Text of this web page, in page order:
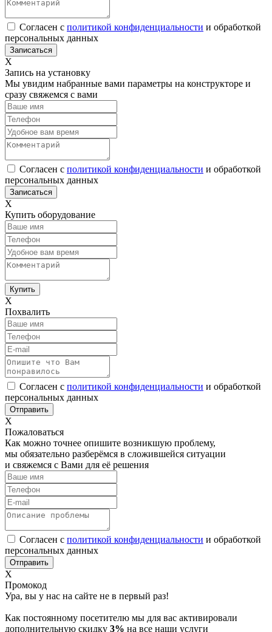
Согласен с политикой конфиденциальности и обработкой
персональных данных
Х
Запись на установку
Мы увидим набранные вами параметры на конструкторе и
сразу свяжемся с вами
Согласен с политикой конфиденциальности и обработкой
персональных данных
Х
Купить оборудование
Х
Похвалить
Согласен с политикой конфиденциальности и обработкой
персональных данных
Х
Пожаловаться
Как можно точнее опишите возникшую проблему,
мы обязательно разберёмся в сложившейся ситуации
и свяжемся с Вами для её решения
Согласен с политикой конфиденциальности и обработкой
персональных данных
Х
Промокод
Ура, вы у нас на сайте не в первый раз!
Как постоянному посетителю мы для вас активировали
дополнительную скидку 3% на все наши услуги